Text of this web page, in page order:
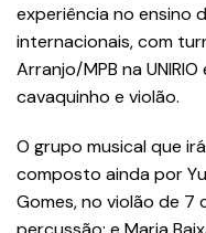
experiência no ensino
internacionais, com
Arranjo/MPB na
cavaquinho e violão.
O grupo musical que
composto ainda por
Gomes, no violão de 7